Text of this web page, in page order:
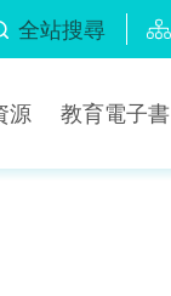
全站搜尋
源 教育電子書